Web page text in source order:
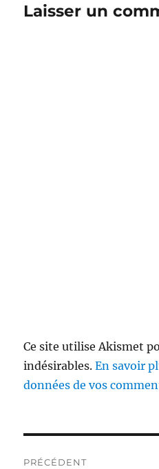
Laisser un
Ce site utilise Akismet
indésirables.En savoir
données de vos
PRÉCÉDENT